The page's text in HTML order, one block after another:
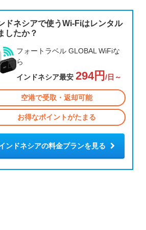
ドネシアで使うWi-Fiはレンタル
したか？
フォートラベル GLOBAL WiFiな
ら
インドネシア最安 294円 /日～
空港で受取・返却可能
お得なポイントがたまる
ンドネシアの料金プランを見る